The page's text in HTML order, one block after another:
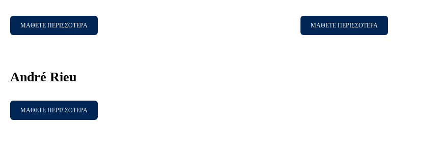
ΜΑΘΕΤΕ ΠΕΡΙΣΣΟΤΕΡΑ ΜΑΘΕΤΕ ΠΕΡΙΣΣΟΤΕΡΑ
André Rieu
ΜΑΘΕΤΕ ΠΕΡΙΣΣΟΤΕΡΑ